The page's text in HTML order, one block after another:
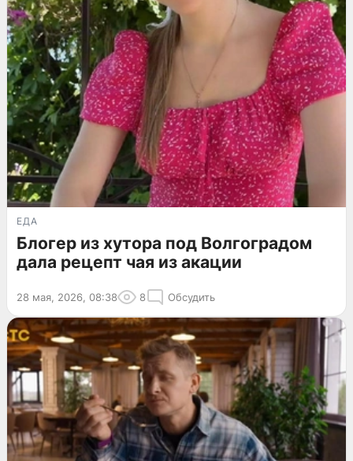
ЕДА
Блогер из хутора под Волгоградом
дала рецепт чая из акации
28 мая, 2026, 08:38 8 Обсудить